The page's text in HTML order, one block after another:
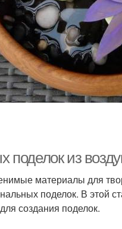
поделок из
материалы для
поделок. В этой
создания поделок.